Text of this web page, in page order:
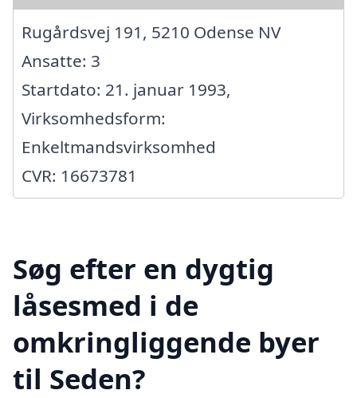
Rugårdsvej 191, 5210 Odense NV
Ansatte: 3
Startdato: 21. januar 1993,
Virksomhedsform:
Enkeltmandsvirksomhed
CVR: 16673781
Søg efter en dygtig
låsesmed i de
omkringliggende byer
til Seden?